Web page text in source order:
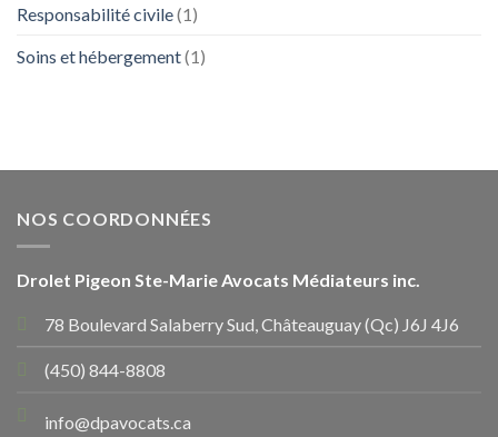
Responsabilité civile(1)
Soins et hébergement(1)
NOS COORDONNÉES
Drolet Pigeon Ste-Marie Avocats Médiateurs inc.
78 Boulevard Salaberry Sud, Châteauguay (Qc) J6J 4J6
(450) 844-8808
info@dpavocats.ca